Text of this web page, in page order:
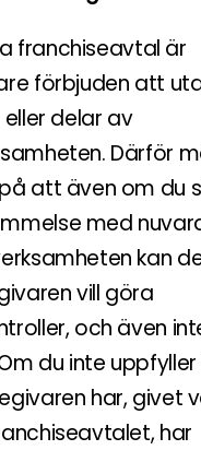
franchiseavtal är
förbjuden att
delar av
Därför
att även om du
med
kan
vill göra
och även
du inte uppfyller
har, givet
har